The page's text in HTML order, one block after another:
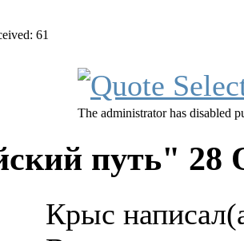
61
The administrator has disabled
путь" 28
Крыс